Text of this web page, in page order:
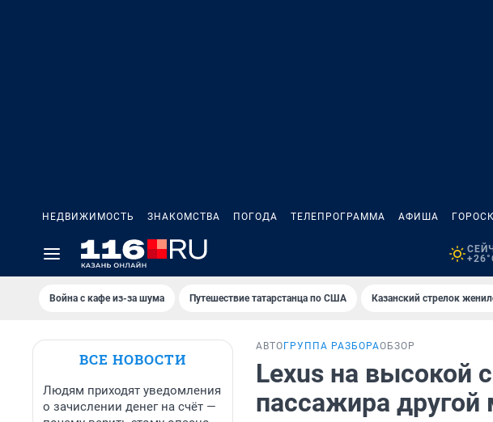
НЕДВИЖИМОСТЬ ЗНАКОМСТВА ПОГОДА ТЕЛЕПРОГРАММА АФИША
Война с кафе из-за шума Путешествие татарстанца по США Казанский стрелок
ВСЕ НОВОСТИ
Людям приходят уведомления
о зачислении денег на счёт —
АВТО ГРУППА РАЗБОРАОБЗОР
Lexus на высокой
пассажира